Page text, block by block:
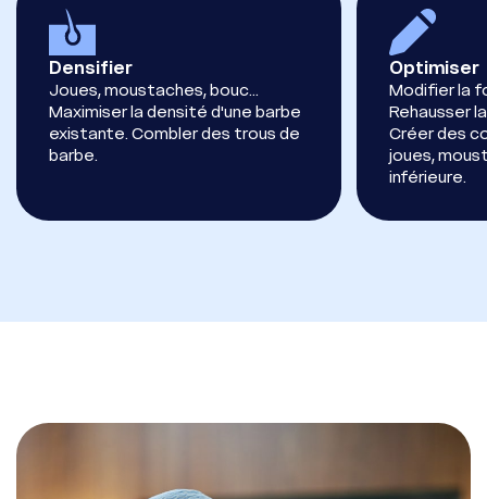
Densifier
Joues, moustaches, bouc...
Maximiser la densité d'une barbe
existante. Combler des trous de
barbe.
Optimiser
Modifier la
Rehausser
Créer des
joues,
inférieure.